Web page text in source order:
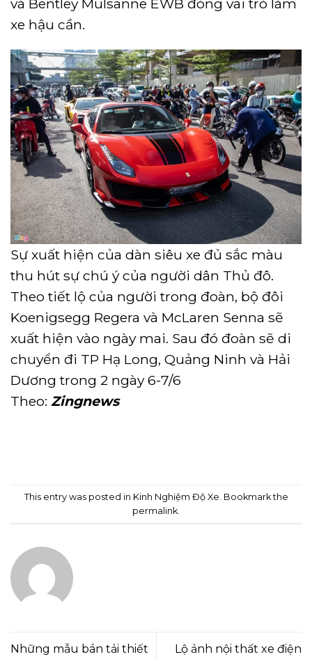
và Bentley Mulsanne EWB đóng vai trò làm
xe hậu cần.
Sự xuất hiện của dàn siêu xe đủ sắc màu
thu hút sự chú ý của người dân Thủ đô.
Theo tiết lộ của người trong đoàn, bộ đôi
Koenigsegg Regera và McLaren Senna sẽ
xuất hiện vào ngày mai. Sau đó đoàn sẽ di
chuyển đi TP Hạ Long, Quảng Ninh và Hải
Dương trong 2 ngày 6-7/6
Theo: Zingnews
This entry was posted in Kinh Nghiệm Độ Xe . Bookmark the
permalink
Những mẫu bán tải thiết
Lộ ảnh nội thất xe điện